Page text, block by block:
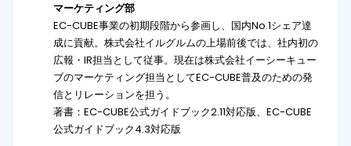
マーケティング部
EC-CUBE事業の初期段階から参画し、国内No.1シェア達
成に貢献。株式会社イルグルムの上場前後では、社内初の
広報・IR担当として従事。現在は株式会社イーシーキュー
ブのマーケティング担当としてEC-CUBE普及のための発
信とリレーションを担う。
著書：EC-CUBE公式ガイドブック2.11対応版、EC-CUBE
公式ガイドブック4.3対応版